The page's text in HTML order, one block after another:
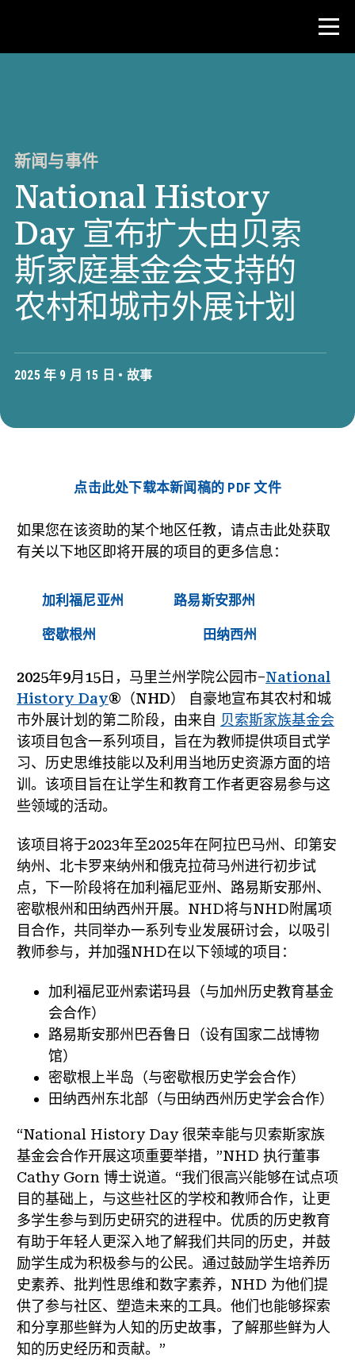
教师资源
新闻与事件
关于 NHD®
参与其中
新闻与事件
National History
Day 宣布扩大由贝索
斯家庭基金会支持的
农村和城市外展计划
2025 年 9 月 15 日 • 故事
点击此处下载本新闻稿的 PDF 文件
如果您在该资助的某个地区任教，请点击此处获取
有关以下地区即将开展的项目的更多信息：
加利福尼亚州 路易斯安那州
密歇根州 田纳西州
2025年9月15日，马里兰州学院公园市–National
History Day®（NHD）
自豪地宣布其农村和城
市外展计划的第二阶段，由来自 贝索斯家族基金会
该项目包含一系列项目，旨在为教师提供项目式学
习、历史思维技能以及利用当地历史资源方面的培
训。该项目旨在让学生和教育工作者更容易参与这
些领域的活动。
该项目将于2023年至2025年在阿拉巴马州、印第安
纳州、北卡罗来纳州和俄克拉荷马州进行初步试
点，下一阶段将在加利福尼亚州、路易斯安那州、
密歇根州和田纳西州开展。NHD将与NHD附属项
目合作，共同举办一系列专业发展研讨会，以吸引
教师参与，并加强NHD在以下领域的项目：
加利福尼亚州索诺玛县（与加州历史教育基金
会合作）
路易斯安那州巴吞鲁日（设有国家二战博物
馆）
密歇根上半岛（与密歇根历史学会合作）
田纳西州东北部（与田纳西州历史学会合作）
“National History Day 很荣幸能与贝索斯家族
基金会合作开展这项重要举措，”NHD 执行董事
Cathy Gorn 博士说道。“我们很高兴能够在试点项
目的基础上，与这些社区的学校和教师合作，让更
多学生参与到历史研究的进程中。优质的历史教育
有助于年轻人更深入地了解我们共同的历史，并鼓
励学生成为积极参与的公民。通过鼓励学生培养历
史素养、批判性思维和数字素养，NHD 为他们提
供了参与社区、塑造未来的工具。他们也能够探索
和分享那些鲜为人知的历史故事，了解那些鲜为人
知的历史经历和贡献。”